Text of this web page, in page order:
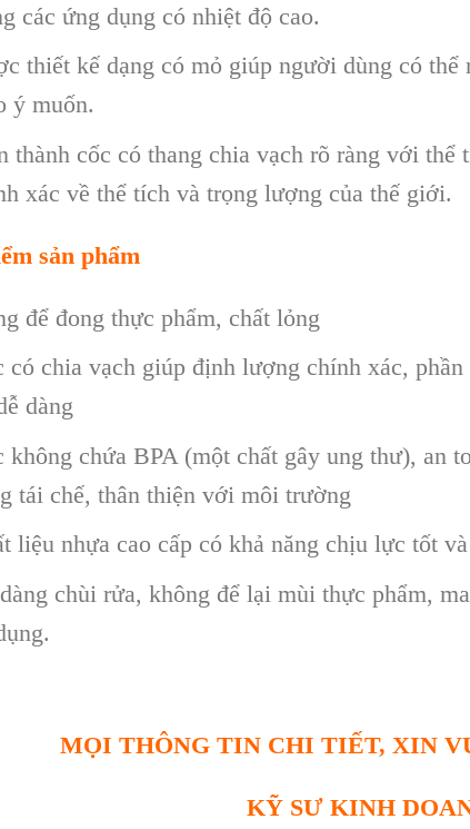
các ứng dụng có nhiệt độ cao.
thiết kế dạng có mỏ giúp người dùng có thể
ý muốn.
thành cốc có thang chia vạch rõ ràng với
xác về thể tích và trọng lượng của thế giới.
sản phẩm
để đong thực phẩm, chất lỏng
có chia vạch giúp định lượng chính xác,
dàng
không chứa BPA (một chất gây ung thư), an
tái chế, thân thiện với môi trường
liệu nhựa cao cấp có khả năng chịu lực tốt
chùi rửa, không để lại mùi thực phẩm,
MỌI THÔNG TIN CHI TIẾT, XIN
KỸ SƯ KINH